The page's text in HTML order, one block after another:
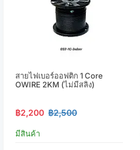
สายไฟเบอร์ออฟติก 1 Core
OWIRE 2KM (ไม่มีสลิง)
฿2,200 ฿2,500
มีสินค้า